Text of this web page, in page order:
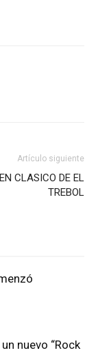
Artículo siguiente
CLASICO DE EL
TREBOL
nuevo “Rock